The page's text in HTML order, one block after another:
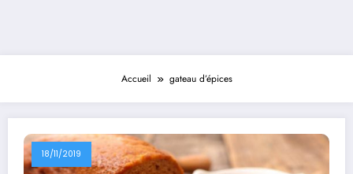
Accueil gateau d’épices
18/11/2019